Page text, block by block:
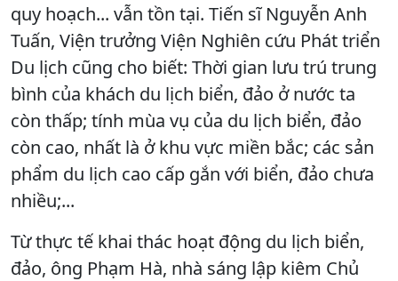
quy hoạch... vẫn tồn tại. Tiến sĩ Nguyễn Anh
Tuấn, Viện trưởng Viện Nghiên cứu Phát triển
Du lịch cũng cho biết: Thời gian lưu trú trung
bình của khách du lịch biển, đảo ở nước ta
còn thấp; tính mùa vụ của du lịch biển, đảo
còn cao, nhất là ở khu vực miền bắc; các sản
phẩm du lịch cao cấp gắn với biển, đảo chưa
nhiều;...
Từ thực tế khai thác hoạt động du lịch biển,
đảo, ông Phạm Hà, nhà sáng lập kiêm Chủ